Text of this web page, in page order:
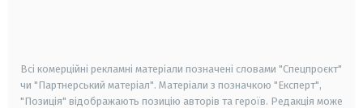
Всі комерційні рекламні матеріали позначені словами "Спецпроєкт"
чи "Партнерський матеріал". Матеріали з позначкою "Експерт",
"Позиція" відображають позицію авторів та героїв. Редакція може